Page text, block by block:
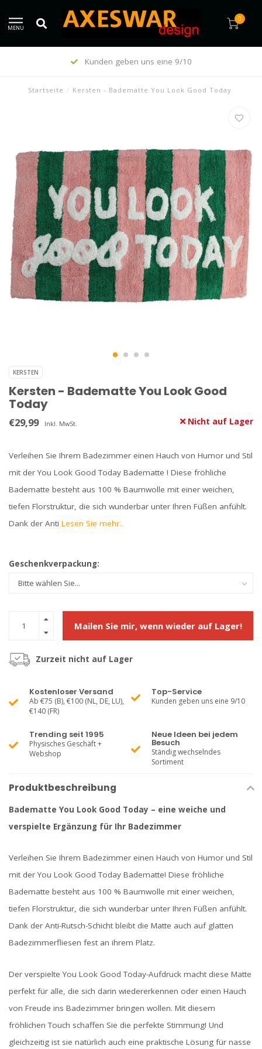
MENU
0
Kunden geben uns eine 9/10
Startseite / Kersten - Badematte You Look Good Today
KERSTEN
Kersten - Badematte You Look Good
Today
€29,99 Inkl. MwSt. Nicht auf Lager
Verleihen Sie Ihrem Badezimmer einen Hauch von Humor und Stil
mit der You Look Good Today Badematte ! Diese fröhliche
Badematte besteht aus 100 % Baumwolle mit einer weichen,
tiefen Florstruktur, die sich wunderbar unter Ihren Füßen anfühlt.
Dank der Anti Lesen Sie mehr..
Geschenkverpackung:
Mailen Sie mir, wenn wieder auf Lager!
Zurzeit nicht auf Lager
Kostenloser Versand
Ab €75 (B), €100 (NL, DE, LU),
€140 (FR)
Top-Service
Kunden geben uns eine 9/10
Trending seit 1995
Physisches Geschäft +
Webshop
Neue Ideen bei jedem
Besuch
Ständig wechselndes
Sortiment
Produktbeschreibung
Badematte You Look Good Today – eine weiche und
verspielte Ergänzung für Ihr Badezimmer
Verleihen Sie Ihrem Badezimmer einen Hauch von Humor und Stil
mit der You Look Good Today Badematte! Diese fröhliche
Badematte besteht aus 100 % Baumwolle mit einer weichen,
tiefen Florstruktur, die sich wunderbar unter Ihren Füßen anfühlt.
Dank der Anti-Rutsch-Schicht bleibt die Matte auch auf glatten
Badezimmerfliesen fest an ihrem Platz.
Der verspielte You Look Good Today-Aufdruck macht diese Matte
perfekt für alle, die sich darin wiedererkennen oder einen Hauch
von Freude ins Badezimmer bringen wollen. Mit diesem
fröhlichen Touch schaffen Sie die perfekte Stimmung! Und
gleichzeitig ist sie natürlich auch eine praktische Lösung für nasse